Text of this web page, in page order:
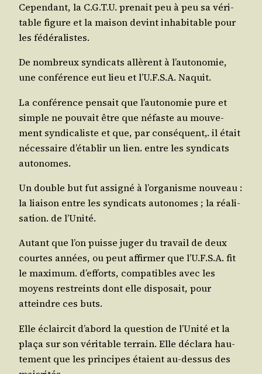
Cepen­dant, la C.G.T.U. pre­nait peu à peu sa véri­
table figure et la mai­son devint inha­bi­table pour
les fédéralistes.
De nom­breux syn­di­cats allèrent à l’au­to­no­mie,
une confé­rence eut lieu et l’U.F.S.A. Naquit.
La confé­rence pen­sait que l’au­to­no­mie pure et
simple ne pou­vait être que néfaste au mou­ve­
ment syn­di­ca­liste et que, par consé­quent,. il était
néces­saire d’é­ta­blir un lien. entre les syn­di­cats
autonomes.
Un double but fut assi­gné à l’or­ga­nisme nou­veau :
la liai­son entre les syn­di­cats auto­nomes ; la réa­li­
sa­tion. de l’Unité.
Autant que l’on puisse juger du tra­vail de deux
courtes années, ou peut affir­mer que l’U.F.S.A. fit
le maxi­mum. d’ef­forts, com­pa­tibles avec les
moyens res­treints dont elle dis­po­sait, pour
atteindre ces buts.
Elle éclair­cit d’a­bord la ques­tion de l’U­ni­té et la
pla­ça sur son véri­table ter­rain. Elle décla­ra hau­
te­ment que les prin­cipes étaient au-des­sus des